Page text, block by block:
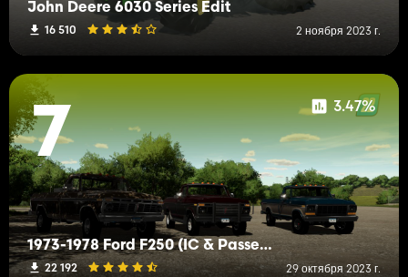
John Deere 6030 Series Edit
16 510 2 ноября 2023 г.
7 3.47%
1973-1978 Ford F250 (IC & Passenger)
22 192 29 октября 2023 г.